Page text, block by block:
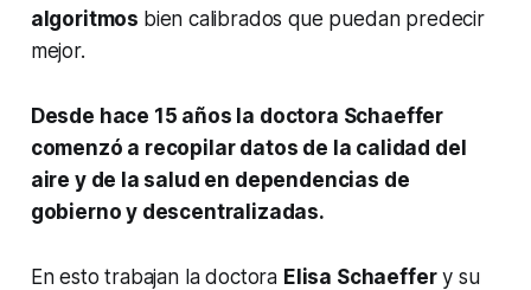
algoritmos bien calibrados que puedan predecir
mejor.
Desde hace 15 años la doctora Schaeffer
comenzó a recopilar datos de la calidad del
aire y de la salud en dependencias de
gobierno y descentralizadas.
En esto trabajan la doctora Elisa Schaeffery su